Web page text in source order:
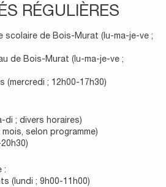
RÉGULIÈRES
scolaire de Bois-Murat (lu-ma-je-ve ;
de Bois-Murat (lu-ma-je-ve ;
(mercredi ; 12h00-17h30)
di ; divers horaires)
selon programme)
:
(lundi ; 9h00-11h00)